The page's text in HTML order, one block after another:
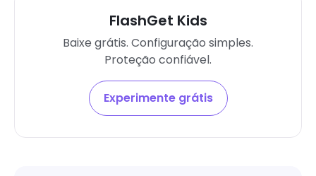
FlashGet Kids
Baixe grátis. Configuração simples.
Proteção confiável.
Experimente grátis